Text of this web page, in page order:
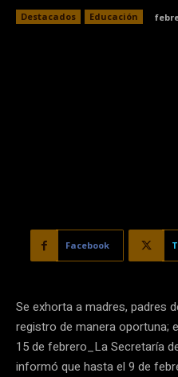
Destacados Educación
Facebook
Se exhorta a madres, padres
registro de manera oportuna;
15 de febrero_La Secretaría
informó que hasta el 9 de